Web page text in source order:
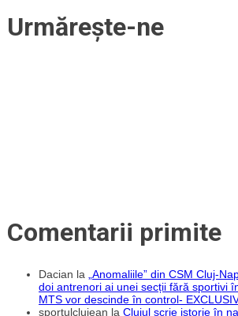
Urmărește-ne
Comentarii primite
Dacian la „Anomaliile” din CSM Cluj-
doi antrenori ai unei secții fără sportivi
MTS vor descinde în control-
sportulclujean la Clujul scrie istorie în